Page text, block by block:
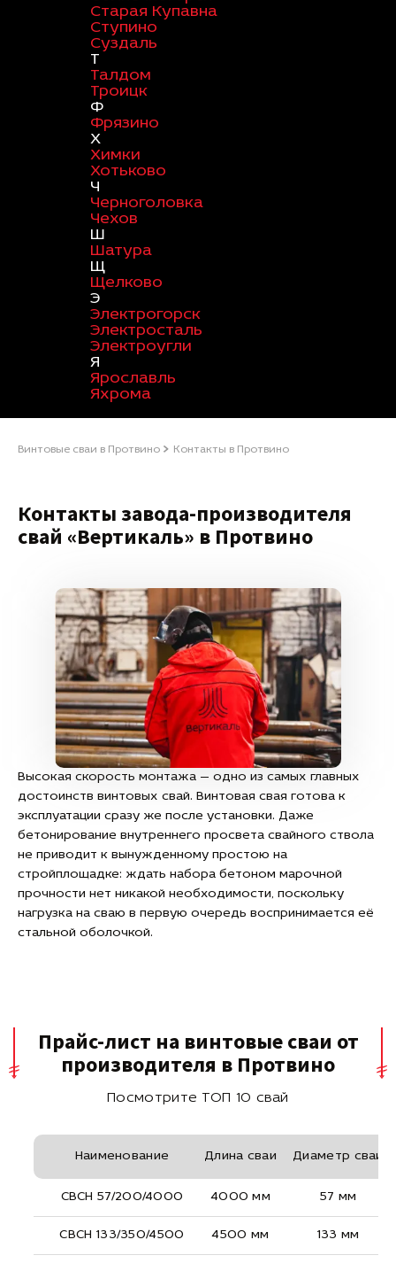
Старая Купавна
Ступино
Суздаль
Т
Талдом
Троицк
Ф
Фрязино
Х
Химки
Хотьково
Ч
Черноголовка
Чехов
Ш
Шатура
Щ
Щелково
Э
Электрогорск
Электросталь
Электроугли
Я
Ярославль
Яхрома
Винтовые сваи в Протвино Контакты в Протвино
Контакты завода-производителя
свай «Вертикаль» в Протвино
Высокая скорость монтажа — одно из самых главных
достоинств винтовых свай. Винтовая свая готова к
эксплуатации сразу же после установки. Даже
бетонирование внутреннего просвета свайного ствола
не приводит к вынужденному простою на
стройплощадке: ждать набора бетоном марочной
прочности нет никакой необходимости, поскольку
нагрузка на сваю в первую очередь воспринимается её
стальной оболочкой.
Прайс-лист на винтовые сваи от
производителя в Протвино
Посмотрите ТОП 10 свай
Наименование Длина сваи Диаметр сваи
СВСН 57/200/4000 4000 мм 57 мм
СВСН 133/350/4500 4500 мм 133 мм